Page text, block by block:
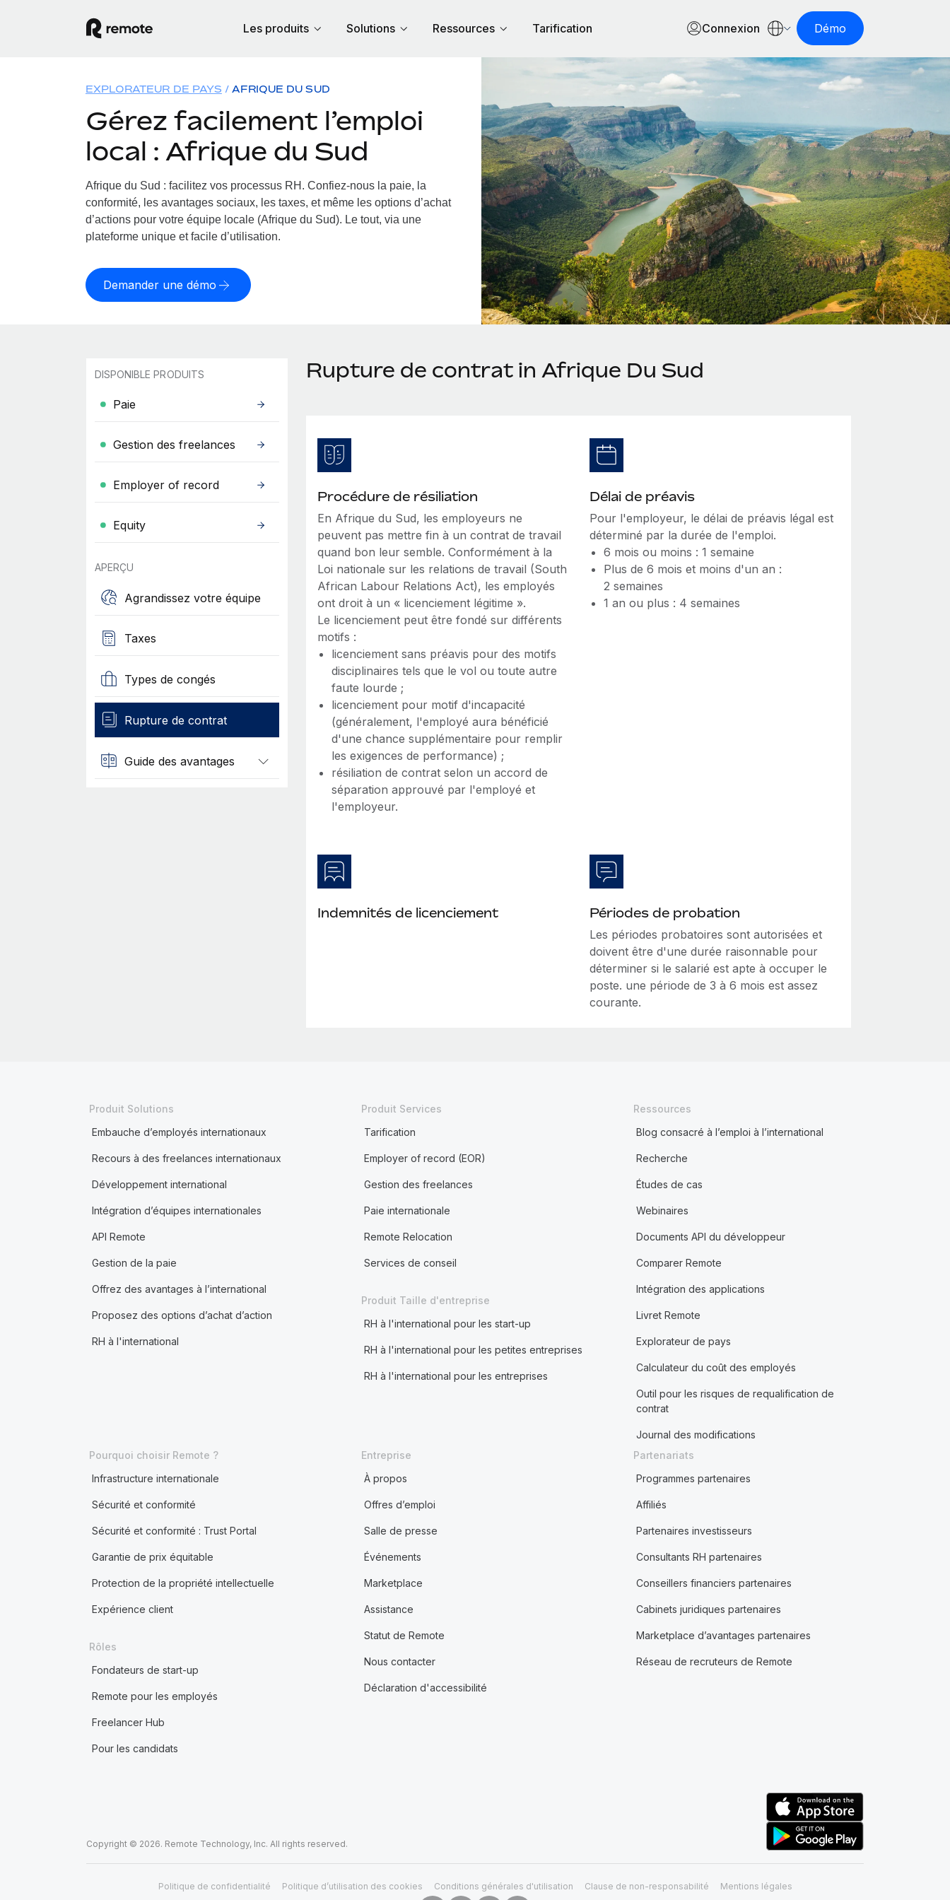
Les produits Solutions Ressources Tarification Connexion Démo
EXPLORATEUR DE PAYS AFRIQUE DU SUD
Gérez facilement l’emploi
local : Afrique du Sud
Afrique du Sud : facilitez vos processus RH. Confiez-nous la paie, la
conformité, les avantages sociaux, les taxes, et même les options d’achat
d’actions pour votre équipe locale (Afrique du Sud). Le tout, via une
plateforme unique et facile d’utilisation.
Demander une démo
DISPONIBLE PRODUITS
Paie
Gestion des freelances
Employer of record
Equity
APERÇU
Agrandissez votre équipe
Taxes
Types de congés
Rupture de contrat
Guide des avantages
Rupture de contrat in Afrique Du Sud
Procédure de résiliation
En Afrique du Sud, les employeurs ne
peuvent pas mettre fin à un contrat de travail
quand bon leur semble. Conformément à la
Loi nationale sur les relations de travail (South
African Labour Relations Act), les employés
ont droit à un « licenciement légitime ».
Le licenciement peut être fondé sur différents
motifs :
licenciement sans préavis pour des motifs
disciplinaires tels que le vol ou toute autre
faute lourde ;
licenciement pour motif d'incapacité
(généralement, l'employé aura bénéficié
d'une chance supplémentaire pour remplir
les exigences de performance) ;
résiliation de contrat selon un accord de
séparation approuvé par l'employé et
l'employeur.
Délai de préavis
Pour l'employeur, le délai de préavis légal est
déterminé par la durée de l'emploi.
6 mois ou moins : 1 semaine
Plus de 6 mois et moins d'un an :
2 semaines
1 an ou plus : 4 semaines
Indemnités de licenciement Périodes de probation
Les périodes probatoires sont autorisées et
doivent être d'une durée raisonnable pour
déterminer si le salarié est apte à occuper le
poste. une période de 3 à 6 mois est assez
courante.
Produit Solutions
Embauche d’employés internationaux
Recours à des freelances internationaux
Développement international
Intégration d’équipes internationales
API Remote
Gestion de la paie
Offrez des avantages à l’international
Proposez des options d’achat d’action
RH à l'international
Produit Services
Tarification
Employer of record (EOR)
Gestion des freelances
Paie internationale
Remote Relocation
Services de conseil
Produit Taille d'entreprise
RH à l'international pour les start-up
RH à l'international pour les petites entreprises
RH à l'international pour les entreprises
Ressources
Blog consacré à l’emploi à l’international
Recherche
Études de cas
Webinaires
Documents API du développeur
Comparer Remote
Intégration des applications
Livret Remote
Explorateur de pays
Calculateur du coût des employés
Outil pour les risques de requalification de
contrat
Journal des modifications
Pourquoi choisir Remote ?
Infrastructure internationale
Sécurité et conformité
Sécurité et conformité : Trust Portal
Garantie de prix équitable
Protection de la propriété intellectuelle
Expérience client
Rôles
Fondateurs de start-up
Remote pour les employés
Freelancer Hub
Pour les candidats
Entreprise
À propos
Offres d’emploi
Salle de presse
Événements
Marketplace
Assistance
Statut de Remote
Nous contacter
Déclaration d'accessibilité
Partenariats
Programmes partenaires
Affiliés
Partenaires investisseurs
Consultants RH partenaires
Conseillers financiers partenaires
Cabinets juridiques partenaires
Marketplace d’avantages partenaires
Réseau de recruteurs de Remote
Copyright © 2026. Remote Technology, Inc. All rights reserved.
Politique de confidentialité Politique d’utilisation des cookies Conditions générales d'utilisation Clause de non-responsabilité Mentions légales